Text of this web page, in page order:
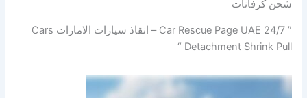
شحن كرفانات
” Car Rescue Page UAE 24/7 – انقاذ سيارات الامارات Cars
Detachment Shrink Pull “